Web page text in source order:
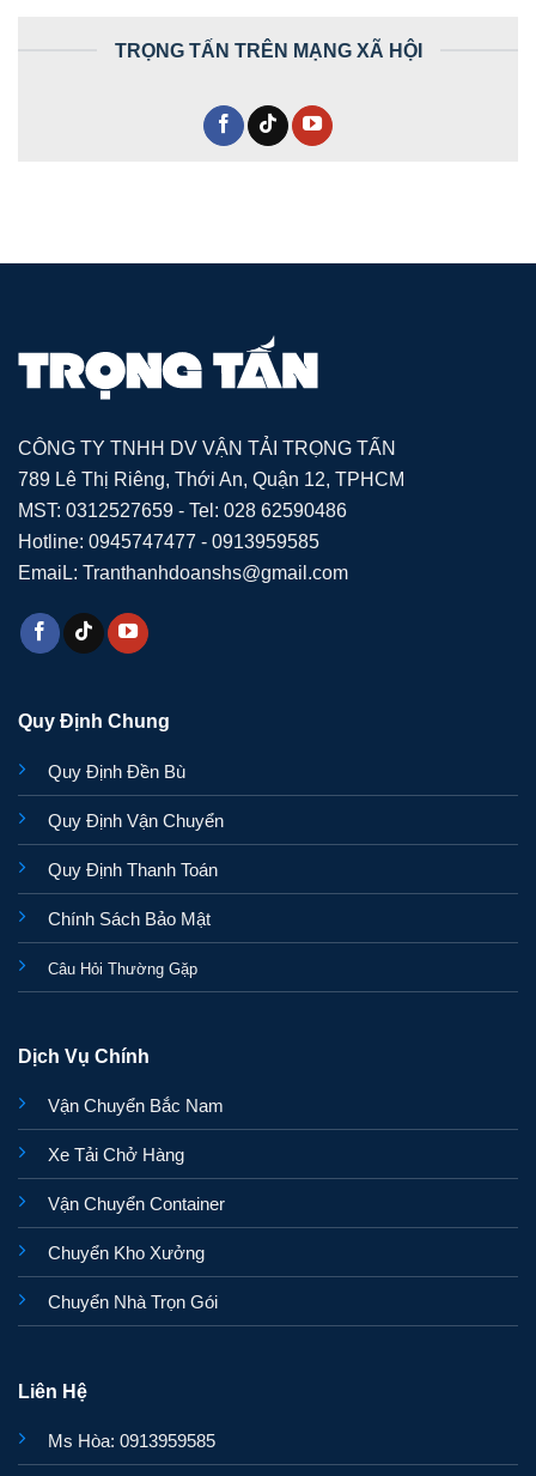
TRỌNG TẤN TRÊN MẠNG XÃ HỘI
CÔNG TY TNHH DV VẬN TẢI TRỌNG TẤN
789 Lê Thị Riêng, Thới An, Quận 12, TPHCM
MST: 0312527659 - Tel: 028 62590486
Hotline: 0945747477 - 0913959585
EmaiL: Tranthanhdoanshs@gmail.com
Quy Định Chung
Quy Định Đền Bù
Quy Định Vận Chuyển
Quy Định Thanh Toán
Chính Sách Bảo Mật
Câu Hỏi Thường Gặp
Dịch Vụ Chính
Vận Chuyển Bắc Nam
Xe Tải Chở Hàng
Vận Chuyển Container
Chuyển Kho Xưởng
Chuyển Nhà Trọn Gói
Liên Hệ
Ms Hòa: 0913959585